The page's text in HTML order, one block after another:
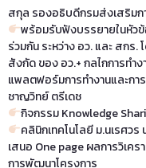
สกุล รองอธิบดีกรมส่งเสริมก
พร้อมรับฟังบรรยายในหัว
ร่วมกัน ระหว่าง อว. และ สกร
สังกัด ของ อว.+ กลไกการทํา
แพลตฟอร์มการทํางานและก
ชาญวิทย์ ตรีเดช
กิจกรรม Knowledge
คลินิกเทคโนโลยี ม.นเรศว
เสนอ One page ผลการวิเคร
การพัฒนาโครงการ